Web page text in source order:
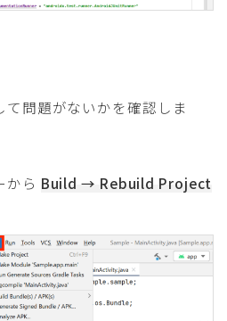
問題がないかを確認しま
から Build → Rebuild Project